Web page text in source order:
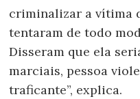
criminalizar a vítima
tentaram de todo
Disseram que ela
marciais, pessoa
traficante”, explica.